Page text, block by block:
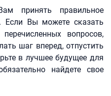
принять правильное
Если Вы можете сказать
вопросов,
шаг вперед, отпустить
в лучшее будущее для
найдете свое